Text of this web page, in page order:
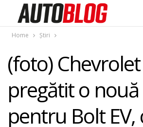
Home Știri
(foto)
pregătit o
pentru Bolt EV,